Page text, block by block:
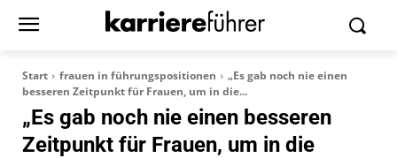
Start frauen in führungspositionen
„Es gab noch nie einen
besseren Zeitpunkt für Frauen, um in die...
„Es gab noch nie einen besseren
Zeitpunkt für Frauen, um in die